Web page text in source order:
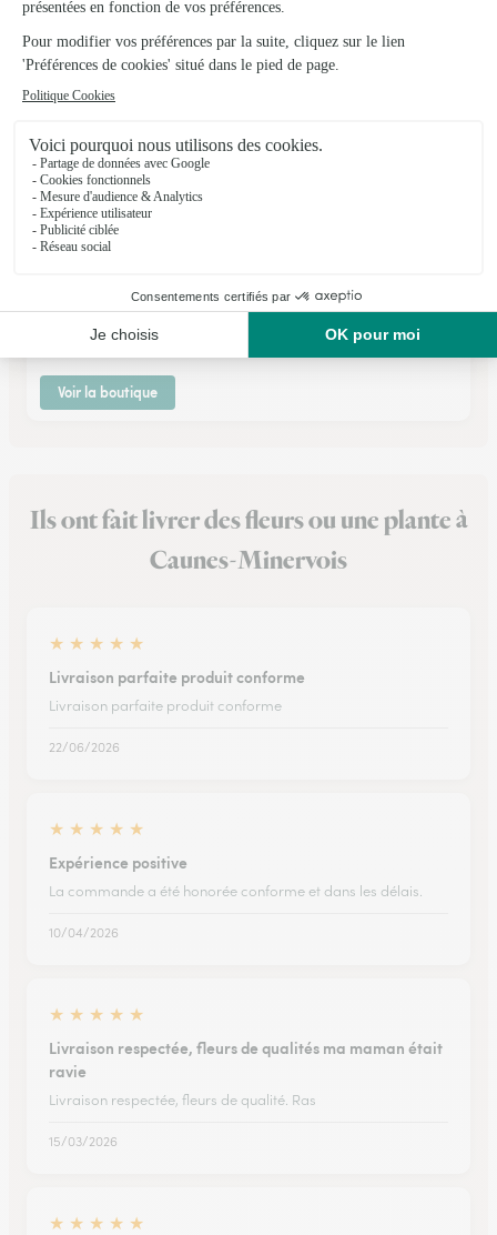
Voir la boutique
Lezignan Corbieres
★★ 4.5 (170)
Voir la boutique
Ils ont fait livrer des fleurs ou une plante à
Caunes-Minervois
★ ★ ★ ★ ★
Livraison parfaite produit conforme
Livraison parfaite produit conforme
22/06/2026
★ ★ ★ ★ ★
Expérience positive
La commande a été honorée conforme et dans les délais.
10/04/2026
★ ★ ★ ★ ★
Livraison respectée, fleurs de qualités ma maman était
ravie
Livraison respectée, fleurs de qualité. Ras
15/03/2026
★ ★ ★ ★ ★